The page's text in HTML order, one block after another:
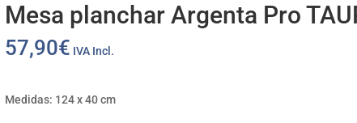
Mesa planchar Argenta Pro
57,90€ IVA Incl.
Medidas: 124 x 40 cm